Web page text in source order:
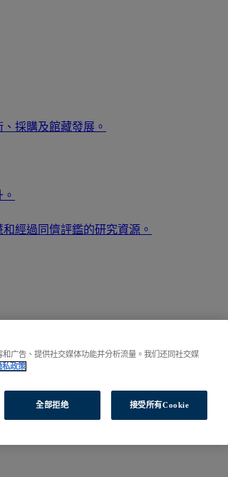
採購及館藏發展。
經過同儕評鑑的研究資源。
广告、提供社交媒体功能并分析流量。我们还同社交媒
私政策
全部拒绝 接受所有Cookie